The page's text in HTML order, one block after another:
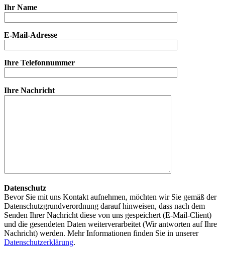
Ihr Name
E-Mail-Adresse
Ihre Telefonnummer
Ihre Nachricht
Datenschutz
Bevor Sie mit uns Kontakt aufnehmen, möchten wir Sie gemäß der
Datenschutzgrundverordnung darauf hinweisen, dass nach dem
Senden Ihrer Nachricht diese von uns gespeichert (E-Mail-Client)
und die gesendeten Daten weiterverarbeitet (Wir antworten auf Ihre
Nachricht) werden. Mehr Informationen finden Sie in unserer
Datenschutzerklärung.